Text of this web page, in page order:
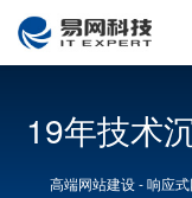
19年技术
高端网站建设 - 响应